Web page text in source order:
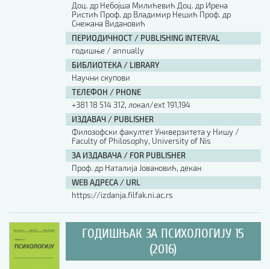
Доц. др Небојша Милићевић Доц. др Ирена
Ристић Проф. др Владимир Нешић Проф. др
Снежана Видановић
ПЕРИОДИЧНОСТ / PUBLISHING INTERVAL
годишње / annually
БИБЛИОТЕКА / LIBRARY
Научни скупови
ТЕЛЕФОН / PHONE
+381 18 514 312, локал/ext 191,194
ИЗДАВАЧ / PUBLISHER
Филозофски факултет Универзитета у Нишу /
Faculty of Philosophy, University of Nis
ЗА ИЗДАВАЧА / FOR PUBLISHER
Проф. др Наталија Јовановић, декан
WEB АДРЕСА / URL
https://izdanja.filfak.ni.ac.rs
ГОДИШЊАК ЗА ПСИХОЛОГИЈУ 15
(2016)